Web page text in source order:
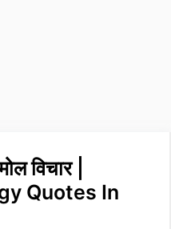
विचार |
Quotes In